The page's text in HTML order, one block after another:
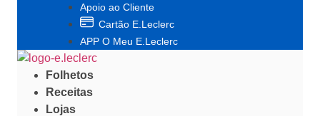
Apoio ao Cliente
Cartão E.Leclerc
APP O Meu E.Leclerc
Folhetos
Receitas
Lojas